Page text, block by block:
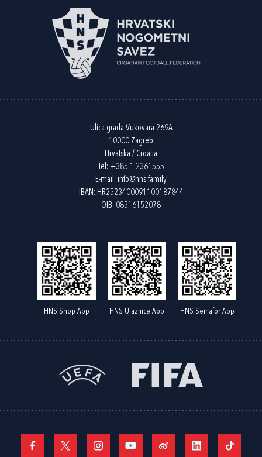
Ulica grada Vukovara 269A
10000 Zagreb
Hrvatska / Croatia
Tel: +385 1 2361555
E-mail: info@hns.family
IBAN: HR2523400091100187844
OIB: 08516152078
HNS Shop App HNS Ulaznice App HNS Semafor App